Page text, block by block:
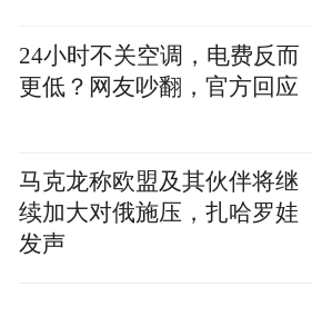
24小时不关空调，电费反而
更低？网友吵翻，官方回应
马克龙称欧盟及其伙伴将继
续加大对俄施压，扎哈罗娃
发声